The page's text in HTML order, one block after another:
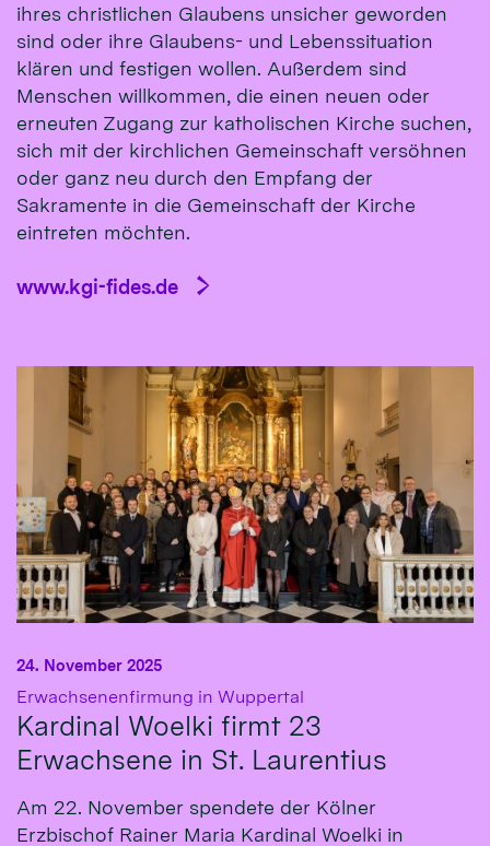
ihres christlichen Glaubens unsicher geworden
sind oder ihre Glaubens- und Lebenssituation
klären und festigen wollen. Außerdem sind
Menschen willkommen, die einen neuen oder
erneuten Zugang zur katholischen Kirche suchen,
sich mit der kirchlichen Gemeinschaft versöhnen
oder ganz neu durch den Empfang der
Sakramente in die Gemeinschaft der Kirche
eintreten möchten.
www.kgi-fides.de
Erwachsenenfirmung in Wuppertal
Kardinal Woelki firmt 23
Erwachsene in St. Laurentius
24. November 2025
Am 22. November spendete der Kölner
Erzbischof Rainer Maria Kardinal Woelki in